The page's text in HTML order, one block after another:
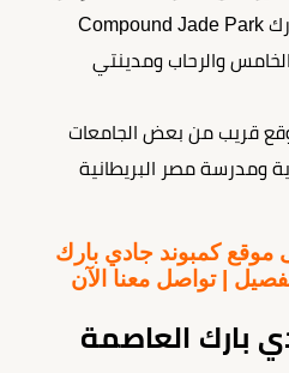
يمكن لسكان كمبوند جادي بارك Compound Jade Park
والرحاب ومدينتي
قريب من بعض الجامعات
ومدرسة مصر البريطانية
موقع كمبوند جادي بارك
| تواصل معنا الآن
بارك العاصمة